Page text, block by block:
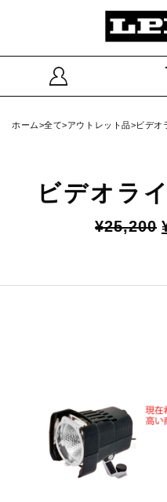
ホーム>全て>アウトレット品>ビデ
ビデオラ
¥25,200